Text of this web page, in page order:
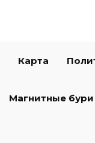
Карта
Магнитные бури